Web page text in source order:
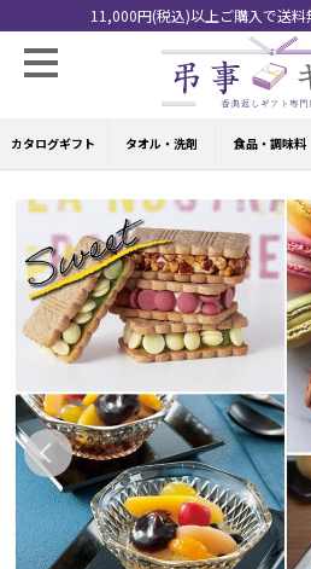
11,000円(税込)以上ご購入で送
カタログギフト タオル・洗剤 食品・調味料